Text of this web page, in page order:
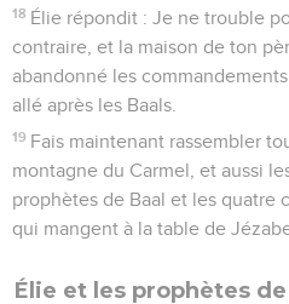
18 Élie répondit : Je ne trouble
contraire, et la maison de ton
abandonné les
allé après les Baals.
19 Fais maintenant rassembler
montagne du Carmel, et aussi
prophètes de Baal et les quatre
qui mangent à la table de
Élie et les prophètes